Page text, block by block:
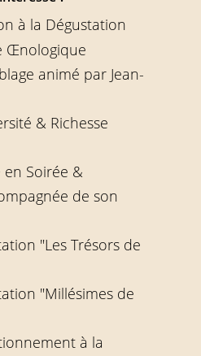
à la Dégustation
Œnologique
animé par Jean-
& Richesse
Soirée &
de son
"Les Trésors de
"Millésimes de
à la